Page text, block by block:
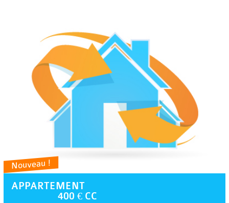
Nouveau !
APPARTEMENT
400 € CC